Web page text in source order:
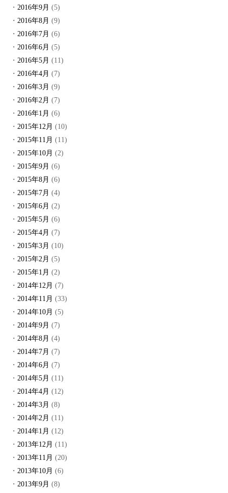
2016年9月 (5)
2016年8月 (9)
2016年7月 (6)
2016年6月 (5)
2016年5月 (11)
2016年4月 (7)
2016年3月 (9)
2016年2月 (7)
2016年1月 (6)
2015年12月 (10)
2015年11月 (11)
2015年10月 (2)
2015年9月 (6)
2015年8月 (6)
2015年7月 (4)
2015年6月 (2)
2015年5月 (6)
2015年4月 (7)
2015年3月 (10)
2015年2月 (5)
2015年1月 (2)
2014年12月 (7)
2014年11月 (33)
2014年10月 (5)
2014年9月 (7)
2014年8月 (4)
2014年7月 (7)
2014年6月 (7)
2014年5月 (11)
2014年4月 (12)
2014年3月 (8)
2014年2月 (11)
2014年1月 (12)
2013年12月 (11)
2013年11月 (20)
2013年10月 (6)
2013年9月 (8)